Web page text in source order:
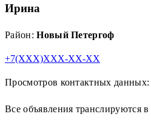
Ирина
Район:Новый Петергоф
+7(XXX)XXX-XX-XX
Просмотров контактных данных:
Все объявления транслируются